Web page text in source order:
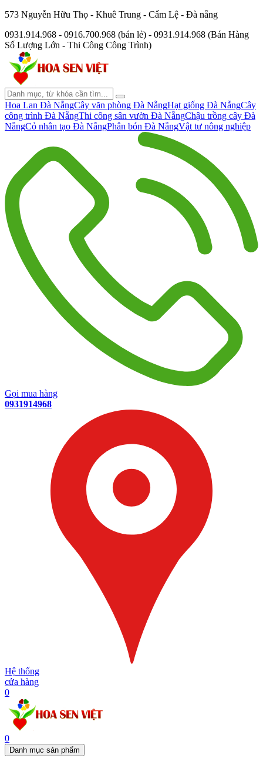
573 Nguyễn Hữu Thọ - Khuê Trung - Cẩm Lệ - Đà nẵng
0931.914.968 - 0916.700.968 (bán lẻ) - 0931.914.968 (Bán Hàng
Số Lượng Lớn - Thi Công Công Trình)
Hoa Lan Đà NẵngCây văn phòng Đà NẵngHạt giống Đà NẵngCây
công trình Đà NẵngThi công sân vườn Đà NẵngChậu trồng cây Đà
NẵngCỏ nhân tạo Đà NẵngPhân bón Đà NẵngVật tư nông nghiệp
Gọi mua hàng
0931914968
Hệ thống
cửa hàng
0
0
Danh mục sản phẩm